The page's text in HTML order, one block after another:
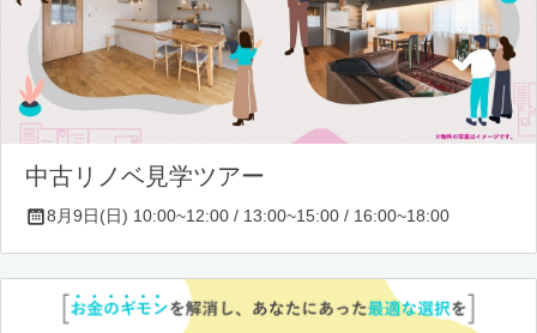
中古リノベ見学ツアー
8月9日(日) 10:00~12:00 / 13:00~15:00 / 16:00~18:00